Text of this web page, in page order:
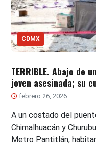
CDMX
TERRIBLE. Abajo de
joven asesinada; su
febrero 26, 2026
A un costado del
Chimalhuacán y
Metro Pantitlán,